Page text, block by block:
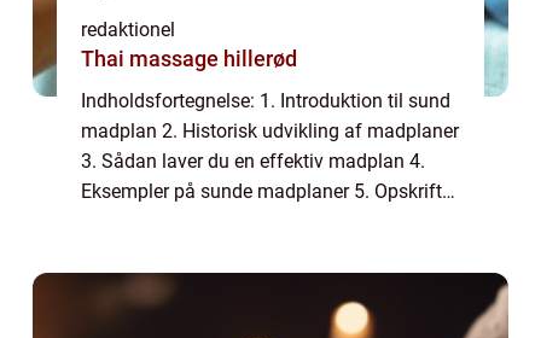
redaktionel
Thai massage hillerød
Indholdsfortegnelse: 1. Introduktion til sund
madplan 2. Historisk udvikling af madplaner
3. Sådan laver du en effektiv madplan 4.
Eksempler på sunde madplaner 5. Opskrifter